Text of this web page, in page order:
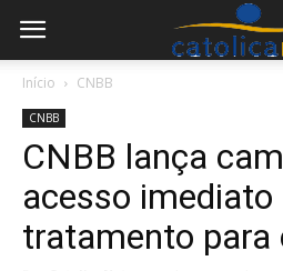
Início CNBB
CNBB
CNBB lança
acesso imediato
tratamento para